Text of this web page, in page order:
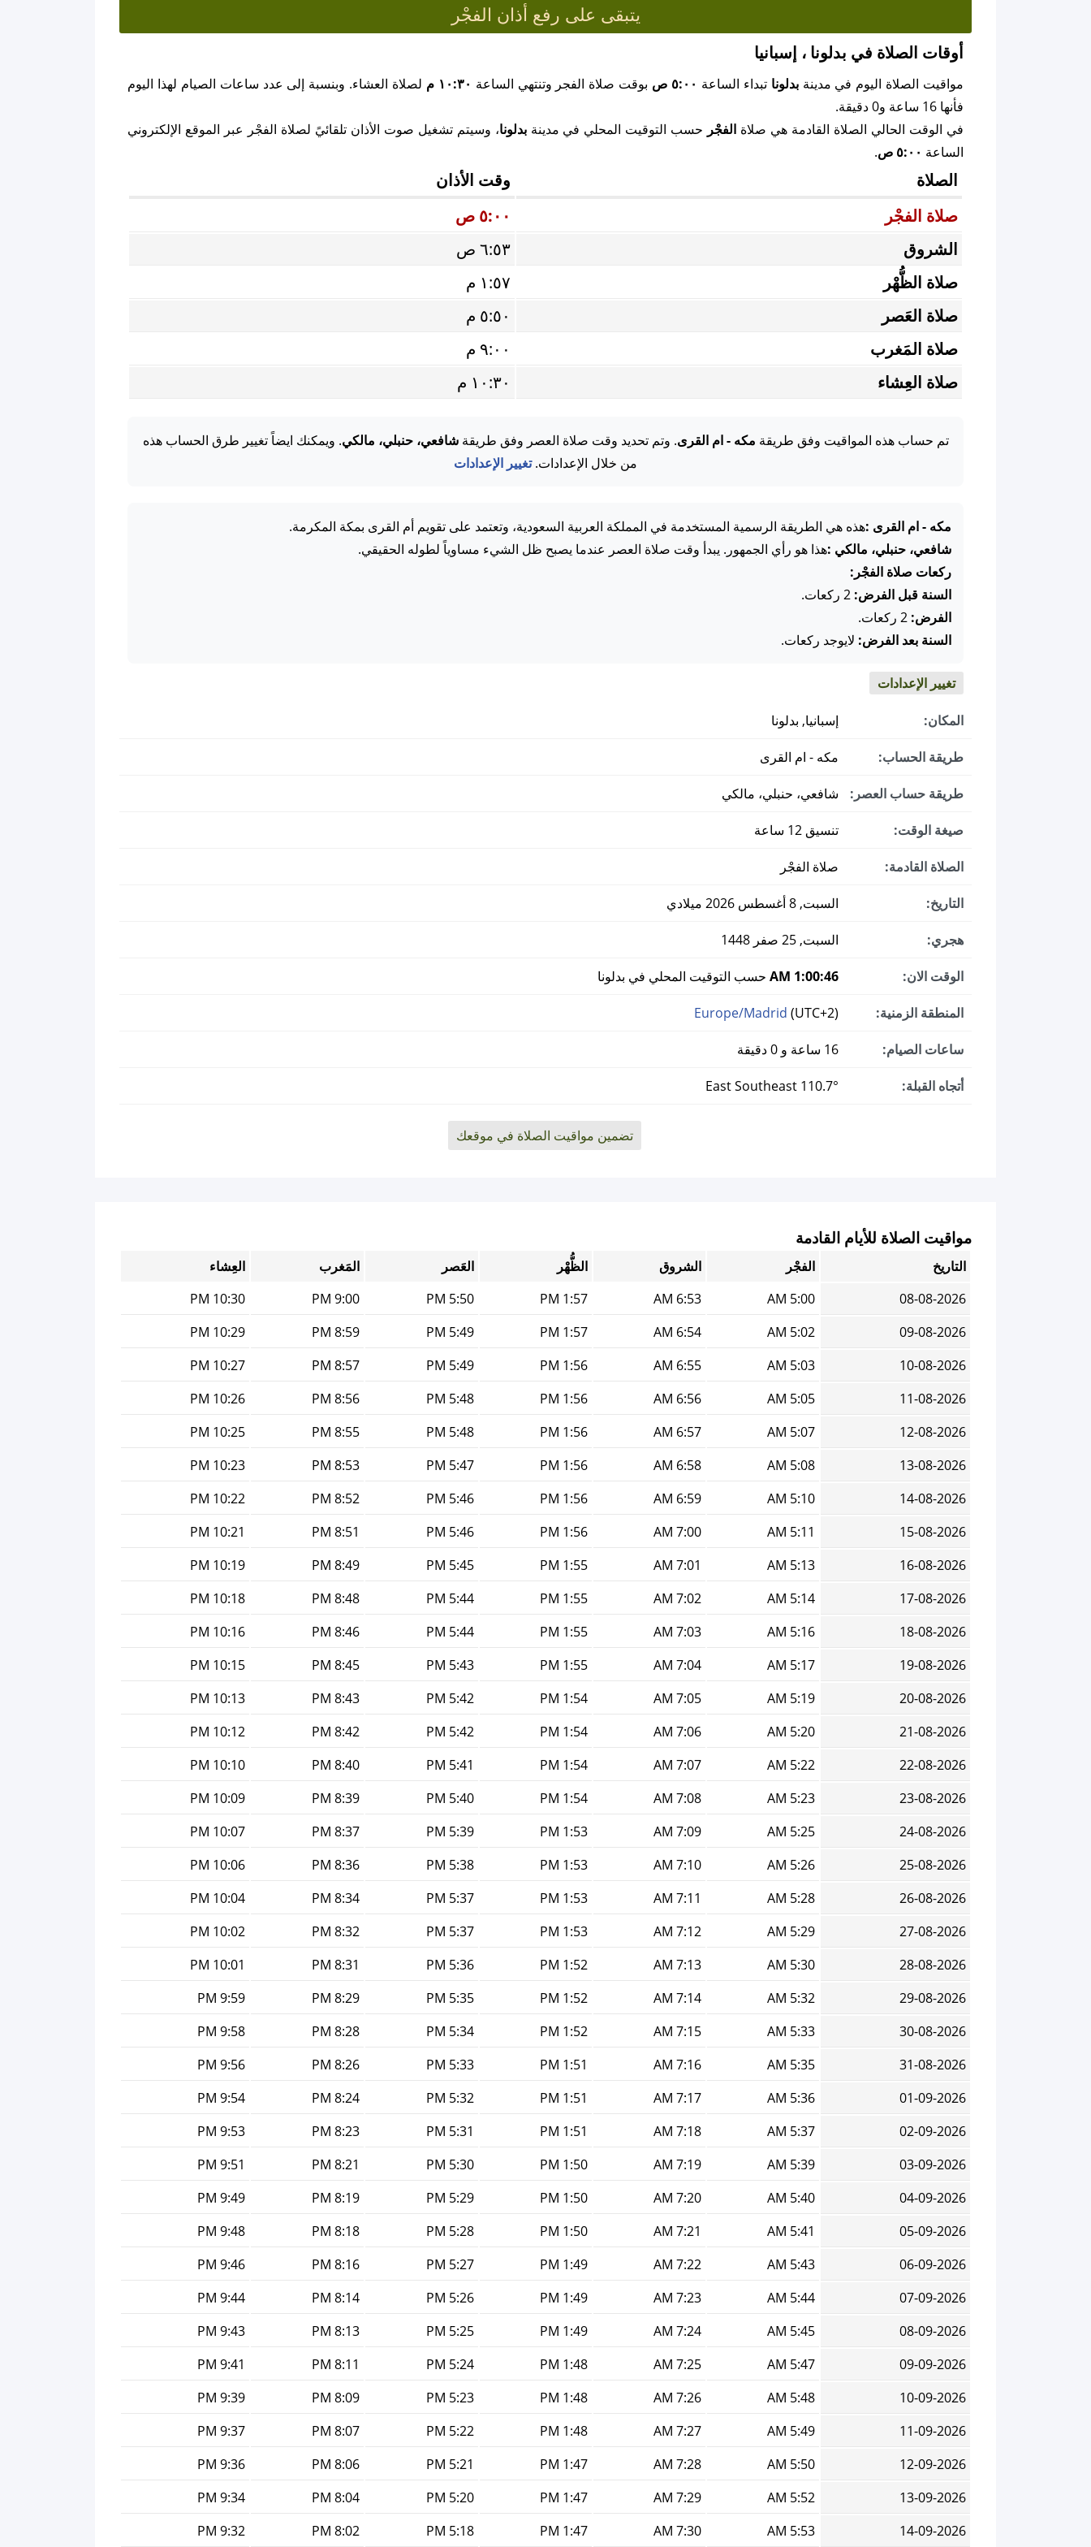
يتبقى على رفع أذان الفجْر
أوقات الصلاة في بدلونا ، إسبانيا
مواقيت الصلاة اليوم في مدينةبدلونا تبداء الساعة ٥:٠٠ ص بوقت صلاة الفجر وتنتهي الساعة ١٠:٣٠ م
لصلاة العشاء. وبنسبة إلى عدد ساعات الصيام لهذا اليوم
فأنها 16 ساعة و0 دقيقة.
في الوقت الحالي الصلاة القادمة هي صلاة الفجْر حسب التوقيت المحلي في مدينةبدلونا، وسيتم تشغيل صوت الأذان تلقائيً لصلاة الفجْر عبر الموقع الإلكتروني
الساعة ٥:٠٠ ص .
الصلاة
وقت الأذان
صلاة الفجْر
٥:٠٠ ص
الشروق
٦:٥٣ ص
صلاة الظُّهْر
١:٥٧ م
صلاة العَصر
٥:٥٠ م
صلاة المَغرب
٩:٠٠ م
صلاة العِشاء
١٠:٣٠ م
تم حساب هذه المواقيت وفق طريقة مكه - ام القرى. وتم تحديد وقت صلاة العصر وفق طريقةشافعي، حنبلي، مالكي. ويمكنك ايضاً تغيير طرق الحساب هذه
من خلال الإعدادات.تغيير الإعدادات
مكه - ام القرى :هذه هي الطريقة الرسمية المستخدمة في المملكة العربية السعودية، وتعتمد على تقويم أم القرى بمكة المكرمة.
شافعي، حنبلي، مالكي :هذا هو رأي الجمهور. يبدأ وقت صلاة العصر عندما يصبح ظل الشيء مساوياً لطوله الحقيقي.
ركعات صلاة الفجْر:
السنة قبل الفرض:
الفرض:
السنة بعد الفرض: لايوجد ركعات.
تغيير الإعدادات
المكان: إسبانيا, بدلونا
طريقة الحساب: مكه - ام القرى
طريقة حساب العصر: شافعي، حنبلي، مالكي
صيغة الوقت: تنسيق 12 ساعة
الصلاة القادمة: صلاة الفجْر
التاريخ: السبت, 8 أغسطس 2026 ميلادي
هجري: السبت, 25 صفر 1448
الوقت الان: 1:00:47 AM حسب التوقيت المحلي في بدلونا
المنطقة الزمنية: Europe/Madrid (UTC+2)
ساعات الصيام:
أتجاه القبلة:
تضمين مواقيت الصلاة في موقعك
مواقيت الصلاة للأيام القادمة
التاريخ الفجْر الشروق الظُّهْر العَصر المَغرب
العِشاء
08-08-2026
5:00 AM
6:53 AM
1:57 PM
5:50 PM
9:00 PM
10:30 PM
09-08-2026
5:02 AM
6:54 AM
1:57 PM
5:49 PM
8:59 PM
10:29 PM
10-08-2026
5:03 AM
6:55 AM
1:56 PM
5:49 PM
8:57 PM
10:27 PM
11-08-2026
5:05 AM
6:56 AM
1:56 PM
5:48 PM
8:56 PM
10:26 PM
12-08-2026
5:07 AM
6:57 AM
1:56 PM
5:48 PM
8:55 PM
10:25 PM
13-08-2026
5:08 AM
6:58 AM
1:56 PM
5:47 PM
8:53 PM
10:23 PM
14-08-2026
5:10 AM
6:59 AM
1:56 PM
5:46 PM
8:52 PM
10:22 PM
15-08-2026
5:11 AM
7:00 AM
1:56 PM
5:46 PM
8:51 PM
10:21 PM
16-08-2026
5:13 AM
7:01 AM
1:55 PM
5:45 PM
8:49 PM
10:19 PM
17-08-2026
5:14 AM
7:02 AM
1:55 PM
5:44 PM
8:48 PM
10:18 PM
18-08-2026
5:16 AM
7:03 AM
1:55 PM
5:44 PM
8:46 PM
10:16 PM
19-08-2026
5:17 AM
7:04 AM
1:55 PM
5:43 PM
8:45 PM
10:15 PM
20-08-2026
5:19 AM
7:05 AM
1:54 PM
5:42 PM
8:43 PM
10:13 PM
21-08-2026
5:20 AM
7:06 AM
1:54 PM
5:42 PM
8:42 PM
10:12 PM
22-08-2026
5:22 AM
7:07 AM
1:54 PM
5:41 PM
8:40 PM
10:10 PM
23-08-2026
5:23 AM
7:08 AM
1:54 PM
5:40 PM
8:39 PM
10:09 PM
24-08-2026
5:25 AM
7:09 AM
1:53 PM
5:39 PM
8:37 PM
10:07 PM
25-08-2026
5:26 AM
7:10 AM
1:53 PM
5:38 PM
8:36 PM
10:06 PM
26-08-2026
5:28 AM
7:11 AM
1:53 PM
5:37 PM
8:34 PM
10:04 PM
27-08-2026
5:29 AM
7:12 AM
1:53 PM
5:37 PM
8:32 PM
10:02 PM
28-08-2026
5:30 AM
7:13 AM
1:52 PM
5:36 PM
8:31 PM
10:01 PM
29-08-2026
5:32 AM
7:14 AM
1:52 PM
5:35 PM
8:29 PM
9:59 PM
30-08-2026
5:33 AM
7:15 AM
1:52 PM
5:34 PM
8:28 PM
9:58 PM
31-08-2026
5:35 AM
7:16 AM
1:51 PM
5:33 PM
8:26 PM
9:56 PM
01-09-2026
5:36 AM
7:17 AM
1:51 PM
5:32 PM
8:24 PM
9:54 PM
02-09-2026
5:37 AM
7:18 AM
1:51 PM
5:31 PM
8:23 PM
9:53 PM
03-09-2026
5:39 AM
7:19 AM
1:50 PM
5:30 PM
8:21 PM
9:51 PM
04-09-2026
5:40 AM
7:20 AM
1:50 PM
5:29 PM
8:19 PM
9:49 PM
05-09-2026
5:41 AM
7:21 AM
1:50 PM
5:28 PM
8:18 PM
9:48 PM
06-09-2026
5:43 AM
7:22 AM
1:49 PM
5:27 PM
8:16 PM
9:46 PM
07-09-2026
5:44 AM
7:23 AM
1:49 PM
5:26 PM
8:14 PM
9:44 PM
08-09-2026
5:45 AM
7:24 AM
1:49 PM
5:25 PM
8:13 PM
9:43 PM
09-09-2026
5:47 AM
7:25 AM
1:48 PM
5:24 PM
8:11 PM
9:41 PM
10-09-2026
5:48 AM
7:26 AM
1:48 PM
5:23 PM
8:09 PM
9:39 PM
11-09-2026
5:49 AM
7:27 AM
1:48 PM
5:22 PM
8:07 PM
9:37 PM
12-09-2026
5:50 AM
7:28 AM
1:47 PM
5:21 PM
8:06 PM
9:36 PM
13-09-2026
5:52 AM
7:29 AM
1:47 PM
5:20 PM
8:04 PM
9:34 PM
14-09-2026
5:53 AM
7:30 AM
1:47 PM
5:18 PM
8:02 PM
9:32 PM